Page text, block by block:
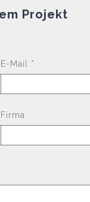
Projekt
E-Mail *
Firma